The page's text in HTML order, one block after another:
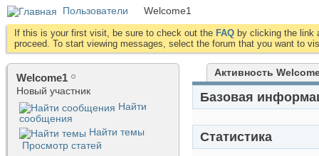
Пользователи Welcome1
If this is your first visit, be sure to check out the FAQ by clicking the link
proceed. To start viewing messages, select the forum that you want to
Welcome1
Новый участник
Найти
сообщения
Найти темы
Просмотр статей
Активность
Базовая
Статистика